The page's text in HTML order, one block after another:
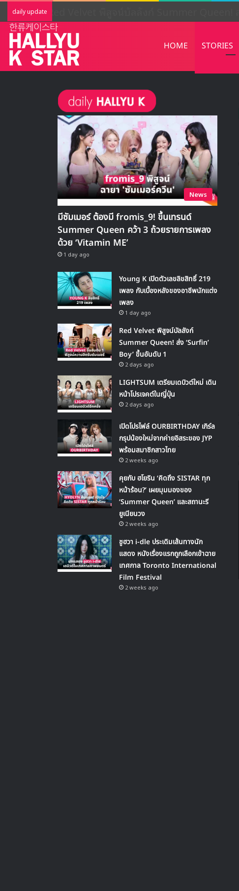
daily update
HOME STORIES
News
มีซัมเมอร์ ต้องมี fromis_9! ขึ้นเทรนด์
Summer Queen คว้า 3 ถ้วยรายการเพลง
ด้วย ‘Vitamin ME’
1 day ago
Young K เปิดตัวเลขลิขสิทธิ์ 219
เพลง กับเบื้องหลังของอาชีพนักแต่ง
เพลง
1 day ago
Red Velvet พิสูจน์บัลลังก์
Summer Queen! ส่ง ‘Surfin’
Boy’ ขึ้นอันดับ 1
2 days ago
LIGHTSUM เตรียมเดบิวต์ใหม่ เดิน
หน้าโปรเจคต์ในญี่ปุ่น
2 days ago
เปิดโปรไฟล์ OURBIRTHDAY เกิร์ล
กรุปน้องใหม่จากค่ายอิสระของ JYP
พร้อมสมาชิกสาวไทย
2 weeks ago
คุยกับ ฮโยริน ‘คิดถึง SISTAR ทุก
หน้าร้อน?’ เผยมุมมองของ
‘Summer Queen’ และสถานะรี
ยูเนียนวง
2 weeks ago
ชูฮวา i-dle ประเดิมเส้นทางนัก
แสดง หนังเรื่องแรกถูกเลือกเข้าฉาย
เทศกาล Toronto International
Film Festival
2 weeks ago